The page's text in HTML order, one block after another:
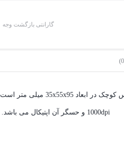
گارانتی بازگشت وجه
1000dpi و حسگر آن اپتیکال می باشد. اگر یک ماوس کوچک، ساده و برای امور روزانه خود می خواهید این محصول یک انتخاب مناسب است.